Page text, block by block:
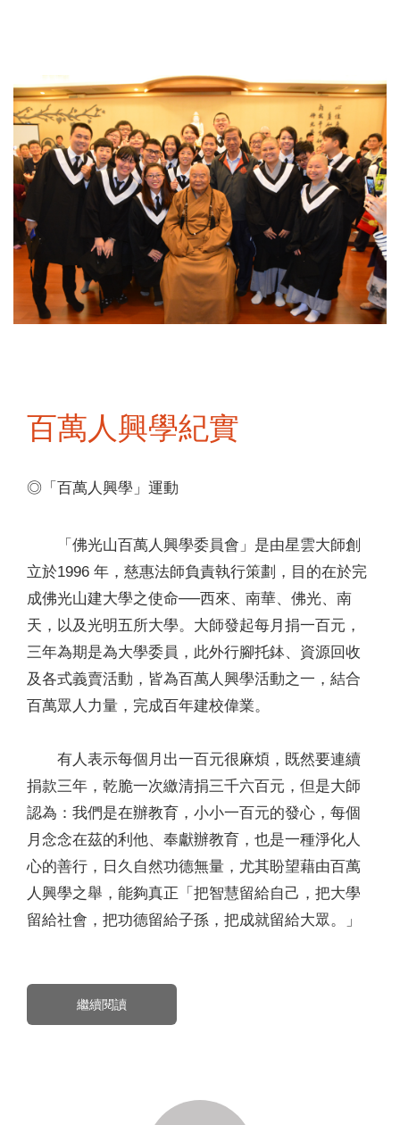
百萬人興學紀實
◎「百萬人興學」運動
「佛光山百萬人興學委員會」是由星雲大師創
立於1996 年，慈惠法師負責執行策劃，目的在於完
成佛光山建大學之使命──西來、南華、佛光、南
天，以及光明五所大學。大師發起每月捐一百元，
三年為期是為大學委員，此外行腳托鉢、資源回收
及各式義賣活動，皆為百萬人興學活動之一，結合
百萬眾人力量，完成百年建校偉業。
有人表示每個月出一百元很麻煩，既然要連續
捐款三年，乾脆一次繳清捐三千六百元，但是大師
認為：我們是在辦教育，小小一百元的發心，每個
月念念在茲的利他、奉獻辦教育，也是一種淨化人
心的善行，日久自然功德無量，尤其盼望藉由百萬
人興學之舉，能夠真正「把智慧留給自己，把大學
留給社會，把功德留給子孫，把成就留給大眾。」
繼續閱讀